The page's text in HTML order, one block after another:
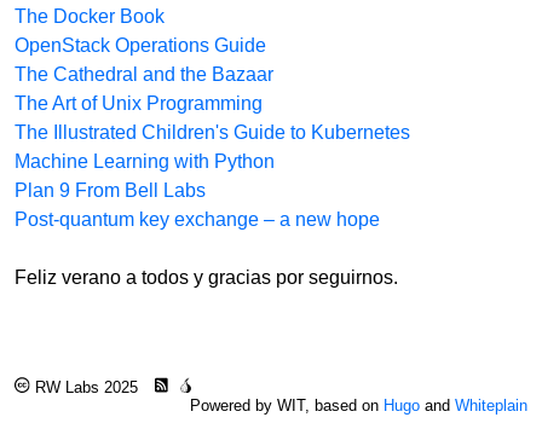
The Docker Book
OpenStack Operations Guide
The Cathedral and the Bazaar
The Art of Unix Programming
The Illustrated Children's Guide to Kubernetes
Machine Learning with Python
Plan 9 From Bell Labs
Post-quantum key exchange – a new hope
Feliz verano a todos y gracias por seguirnos.
RW Labs 2025
Powered by WIT, based on Hugoand Whiteplain